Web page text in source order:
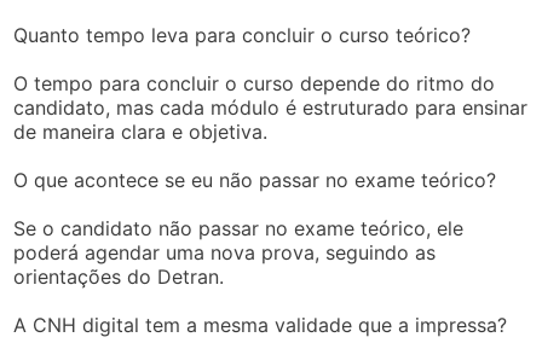
Quanto tempo leva para concluir o curso teórico?
O tempo para concluir o curso depende do ritmo do
candidato, mas cada módulo é estruturado para ensinar
de maneira clara e objetiva.
O que acontece se eu não passar no exame teórico?
Se o candidato não passar no exame teórico, ele
poderá agendar uma nova prova, seguindo as
orientações do Detran.
A CNH digital tem a mesma validade que a impressa?